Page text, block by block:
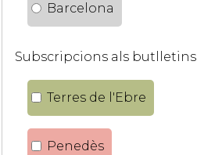
Barcelona
Subscripcions als butlletins
Terres de l'Ebre
Penedès